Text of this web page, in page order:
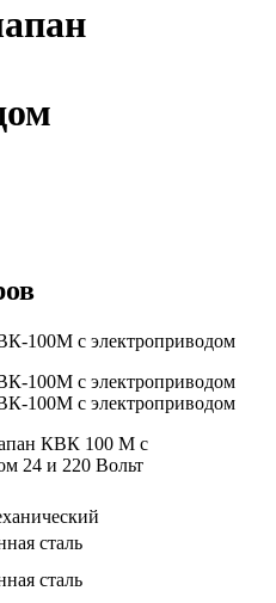
КВК 100 М с
24 и 220 Вольт
сталь
сталь